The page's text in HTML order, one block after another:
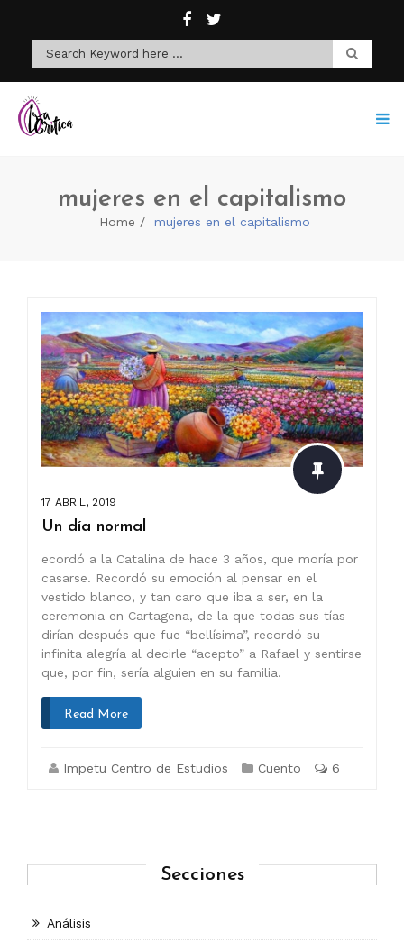
mujeres en el capitalismo
Home mujeres en el capitalismo
17 ABRIL, 2019
Un día normal
ecordó a la Catalina de hace 3 años, que moría por
casarse. Recordó su emoción al pensar en el
vestido blanco, y tan caro que iba a ser, en la
ceremonia en Cartagena, de la que todas sus tías
dirían después que fue “bellísima”, recordó su
infinita alegría al decirle “acepto” a Rafael y sentirse
que, por fin, sería alguien en su familia.
Read More
Impetu Centro de Estudios Cuento 6
Secciones
Análisis